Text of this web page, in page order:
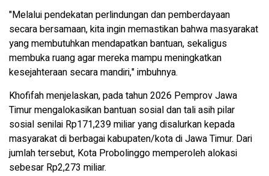
"Melalui pendekatan perlindungan dan pemberdayaan
secara bersamaan, kita ingin memastikan bahwa masyarakat
yang membutuhkan mendapatkan bantuan, sekaligus
membuka ruang agar mereka mampu meningkatkan
kesejahteraan secara mandiri," imbuhnya.
Khofifah menjelaskan, pada tahun 2026 Pemprov Jawa
Timur mengalokasikan bantuan sosial dan tali asih pilar
sosial senilai Rp171,239 miliar yang disalurkan kepada
masyarakat di berbagai kabupaten/kota di Jawa Timur. Dari
jumlah tersebut, Kota Probolinggo memperoleh alokasi
sebesar Rp2,273 miliar.